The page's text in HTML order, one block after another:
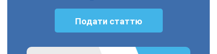
Подати статтю